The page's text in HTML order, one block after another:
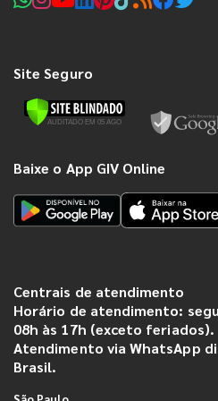
Site Seguro
Baixe o App GIV Online
Centrais de atendimento
Horário de atendimento:
08h às 17h (exceto feriados).
Atendimento via WhatsApp
Brasil.